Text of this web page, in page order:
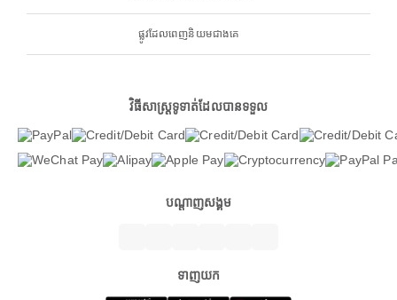
ផ្លូវដែលពេញនិយមជាងគេ
វិធីសាស្ត្រទូទាត់ដែលបានទទួល
បណ្តាញសង្គម
ទាញយក